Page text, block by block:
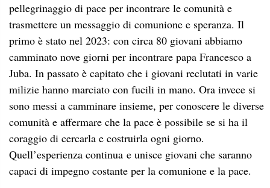
pellegrinaggio di pace per incontrare le comunità e
trasmettere un messaggio di comunione e speranza. Il
primo è stato nel 2023: con circa 80 giovani abbiamo
camminato nove giorni per incontrare papa Francesco a
Juba. In passato è capitato che i giovani reclutati in varie
milizie hanno marciato con fucili in mano. Ora invece si
sono messi a camminare insieme, per conoscere le diverse
comunità e affermare che la pace è possibile se si ha il
coraggio di cercarla e costruirla ogni giorno.
Quell’esperienza continua e unisce giovani che saranno
capaci di impegno costante per la comunione e la pace.